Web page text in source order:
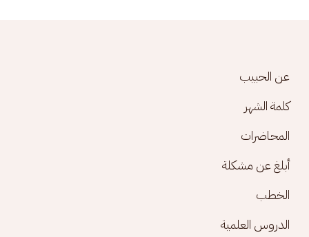
Footer menu
عن الحبيب
كلمة الشهر
المحاضرات
أبلغ عن مشكلة
الخطب
الدروس العلمية